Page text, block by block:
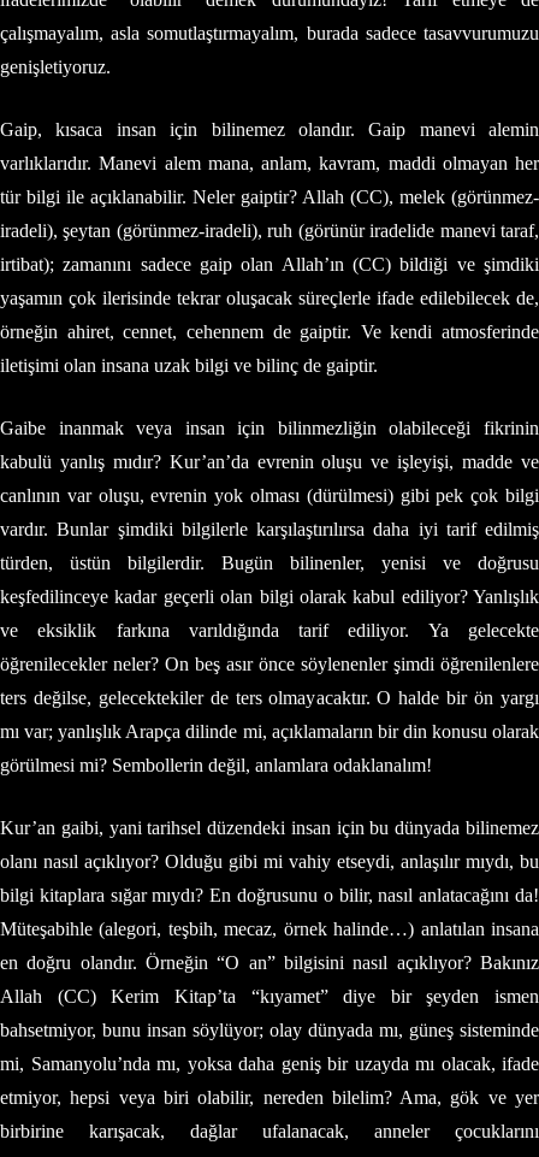
çalışmayalım, asla somutlaştırmayalım, burada sadece tasavvurumuzu
genişletiyoruz.
Gaip, kısaca insan için bilinemez olandır. Gaip manevi alemin
varlıklarıdır. Manevi alem mana, anlam, kavram, maddi olmayan her
tür bilgi ile açıklanabilir. Neler gaiptir? Allah (CC), melek (görünmez-
iradeli), şeytan (görünmez-iradeli), ruh (görünür iradelide manevi taraf,
irtibat); zamanını sadece gaip olan Allah’ın (CC) bildiği ve şimdiki
yaşamın çok ilerisinde tekrar oluşacak süreçlerle ifade edilebilecek de,
örneğin ahiret, cennet, cehennem de gaiptir. Ve kendi atmosferinde
iletişimi olan insana uzak bilgi ve bilinç de gaiptir.
Gaibe inanmak veya insan için bilinmezliğin olabileceği fikrinin
kabulü yanlış mıdır? Kur’an’da evrenin oluşu ve işleyişi, madde ve
canlının var oluşu, evrenin yok olması (dürülmesi) gibi pek çok bilgi
vardır. Bunlar şimdiki bilgilerle karşılaştırılırsa daha iyi tarif edilmiş
türden, üstün bilgilerdir. Bugün bilinenler, yenisi ve doğrusu
keşfedilinceye kadar geçerli olan bilgi olarak kabul ediliyor? Yanlışlık
ve eksiklik farkına varıldığında tarif ediliyor. Ya gelecekte
öğrenilecekler neler? On beş asır önce söylenenler şimdi öğrenilenlere
ters değilse, gelecektekiler de ters olmayacaktır. O halde bir ön yargı
mı var; yanlışlık Arapça dilinde mi, açıklamaların bir din konusu olarak
görülmesi mi? Sembollerin değil, anlamlara odaklanalım!
Kur’an gaibi, yani tarihsel düzendeki insan için bu dünyada bilinemez
olanı nasıl açıklıyor? Olduğu gibi mi vahiy etseydi, anlaşılır mıydı, bu
bilgi kitaplara sığar mıydı? En doğrusunu o bilir, nasıl anlatacağını da!
Müteşabihle (alegori, teşbih, mecaz, örnek halinde…) anlatılan insana
en doğru olandır. Örneğin “O an” bilgisini nasıl açıklıyor? Bakınız
Allah (CC) Kerim Kitap’ta “kıyamet” diye bir şeyden ismen
bahsetmiyor, bunu insan söylüyor; olay dünyada mı, güneş sisteminde
mi, Samanyolu’nda mı, yoksa daha geniş bir uzayda mı olacak, ifade
etmiyor, hepsi veya biri olabilir, nereden bilelim? Ama, gök ve yer
birbirine karışacak, dağlar ufalanacak, anneler çocuklarını